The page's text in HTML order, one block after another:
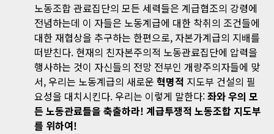
노동조합 관료집단의 모든 세력들은 계급협조의 강령에
전념하는데 이 자들은 노동계급에 대한 착취의 조건들에
대한 재협상을 추구하는 한편으로, 자본가계급의 지배를
떠받친다. 현재의 친자본주의적 노동관료집단에 압력을
행사하는 것이 자신들의 전망 전부인 개량주의자들에 맞
서, 우리는 노동계급의 새로운 혁명적 지도부 건설의 필
요성을 대치시킨다. 우리는 이렇게 말한다:좌와 우의 모
든 노동관료들을 축출하라! 계급투쟁적 노동조합 지도부
를 위하여!